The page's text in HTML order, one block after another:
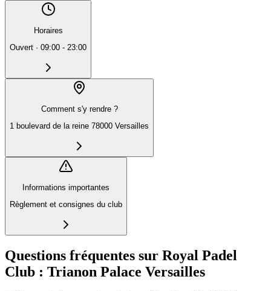
Horaires
Ouvert · 09:00 - 23:00
Comment s'y rendre ?
1 boulevard de la reine 78000 Versailles
Informations importantes
Règlement et consignes du club
Questions fréquentes sur Royal Padel
Club : Trianon Palace Versailles